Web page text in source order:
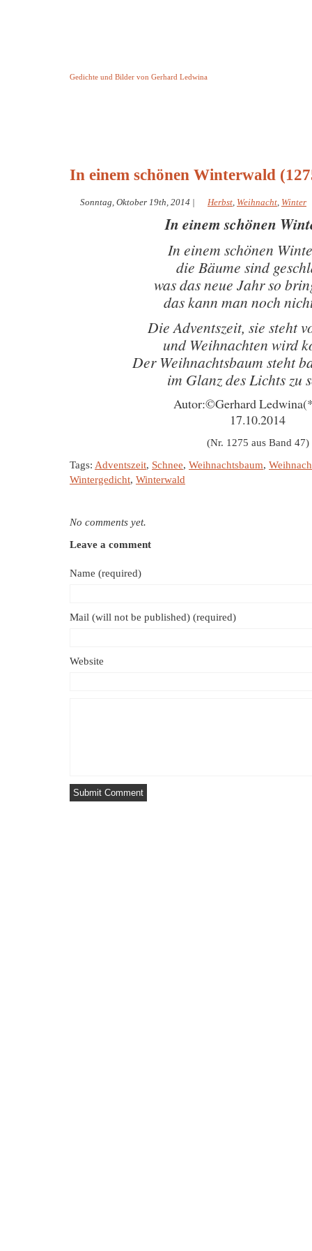
Gedichte und Bilder von Gerhard Ledwina
In einem schönen Winterwald
Sonntag, Oktober 19th, 2014 | Herbst, Weihnacht, Winter
In einem schönen
In einem schönen
die Bäume sind
was das neue Jahr so
das kann man noch
Die Adventszeit, sie steht
und Weihnachten wird
Der Weihnachtsbaum steht
im Glanz des Lichts zu
Autor:©Gerhard
17.10.2014
(Nr. 1275 aus Band 47)
Tags: Adventszeit, Schnee, Weihnachtsbaum,
Wintergedicht, Winterwald
No comments yet.
Leave a comment
Name (required)
Mail (will not be published) (required)
Website